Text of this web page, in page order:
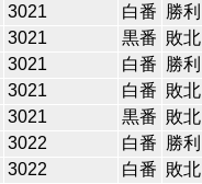
3021 白番 勝利
3021 黒番 敗北
3021 白番 勝利
3021 白番 敗北
3021 黒番 敗北
3022 白番 勝利
3022 白番 敗北